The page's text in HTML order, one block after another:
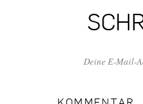
Deine E-Mail-